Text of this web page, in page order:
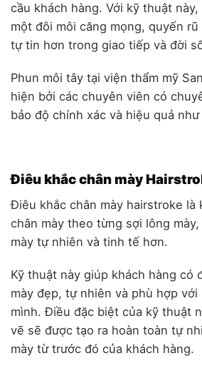
cầu khách hàng. Với kỹ thuật
một đôi môi căng mọng, quyến
tự tin hơn trong giao tiếp và đời
Phun môi tây tại viện thẩm mỹ
hiện bởi các chuyên viên có
bảo độ chính xác và hiệu quả
Điêu khắc chân mày
Điêu khắc chân mày hairstroke là
chân mày theo từng sợi lông
mày tự nhiên và tinh tế hơn.
Kỹ thuật này giúp khách hàng có
mày đẹp, tự nhiên và phù hợp với
mình. Điều đặc biệt của kỹ thuật
vẽ sẽ được tạo ra hoàn toàn tự
mày từ trước đó của khách hàng.